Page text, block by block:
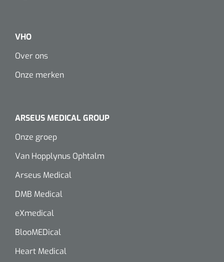
VHO
Over ons
Onze merken
ARSEUS MEDICAL GROUP
Onze groep
Van Hopplynus Ophtalm
Arseus Medical
DMB Medical
eXmedical
BlooMEDical
Heart Medical